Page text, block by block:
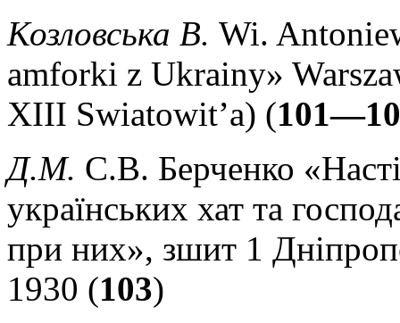
Козловська В. Wi.
amforki z Ukrainy»
XIII Swiatowit’a) (
Д.М. С.В. Берченко
українських хат та
при них», зшит 1
1930 (103)